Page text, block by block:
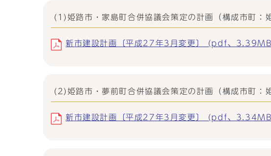
(1)姫路市・家島町合併協議会策定の計画（構成市町：
新市建設計画〔平成27年3月変更〕 (pdf、
(2)姫路市・夢前町合併協議会策定の計画（構成市町：
新市建設計画〔平成27年3月変更〕 (pdf、